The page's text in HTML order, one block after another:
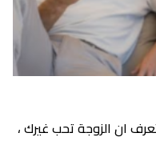
ان الزوجة تحب غيرك ،